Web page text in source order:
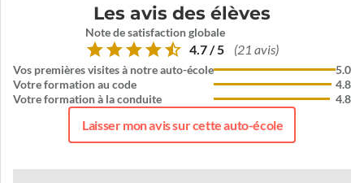
Les avis des élèves
Note de satisfaction globale
4.7 / 5 (21 avis)
Vos premières visites à notre auto-école
Votre formation au code
Votre formation à la conduite
5.0
4.8
4.8
Laisser mon avis sur cette auto-école